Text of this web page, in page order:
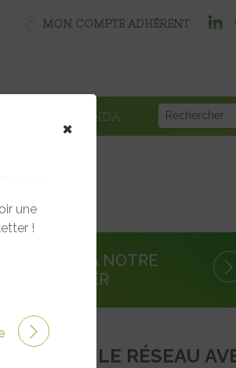
MON COMPTE ADHÉRENT
AGENDA
S'INSCRIRE À NOTRE
NEWSLETTER
LE RÉSEAU
×
une
!